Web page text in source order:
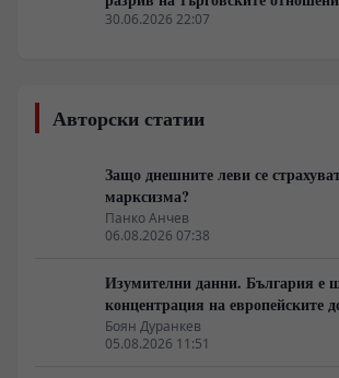
30.06.2026 22:07
Авторски статии
Защо днешните леви се
марксизма?
Панко Анчев
06.08.2026 07:38
Изумителни данни. България е
концентрация на европейските
на най-богатия 1%, надминава
Боян Дуранкев
05.08.2026 11:51